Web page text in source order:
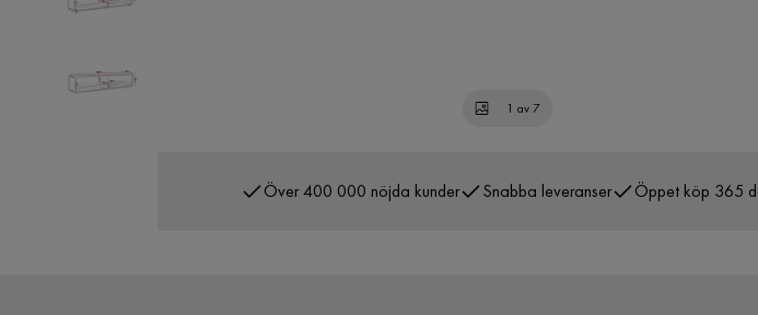
1 av 7
Över 400 000 nöjda kunder Snabba leveranser Öppet köp 365